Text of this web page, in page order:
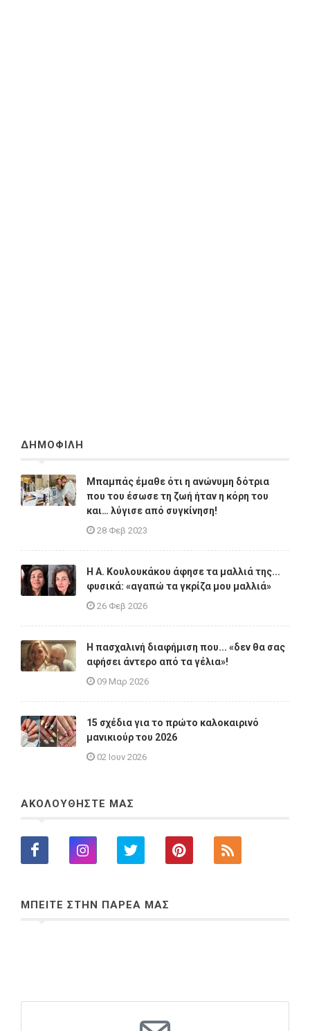
ΔΗΜΟΦΙΛΗ
Μπαμπάς έμαθε ότι η ανώνυμη δότρια
που του έσωσε τη ζωή ήταν η κόρη του
και… λύγισε από συγκίνηση!
28 Φεβ 2023
Η A. Κουλουκάκου άφησε τα μαλλιά της...
φυσικά: «αγαπώ τα γκρίζα μου μαλλιά»
26 Φεβ 2026
Η πασχαλινή διαφήμιση που... «δεν θα σας
αφήσει άντερο από τα γέλια»!
09 Μαρ 2026
15 σχέδια για το πρώτο καλοκαιρινό
μανικιούρ του 2026
02 Ιουν 2026
ΑΚΟΛΟΥΘΗΣΤΕ ΜΑΣ
ΜΠΕΙΤΕ ΣΤΗΝ ΠΑΡΕΑ ΜΑΣ